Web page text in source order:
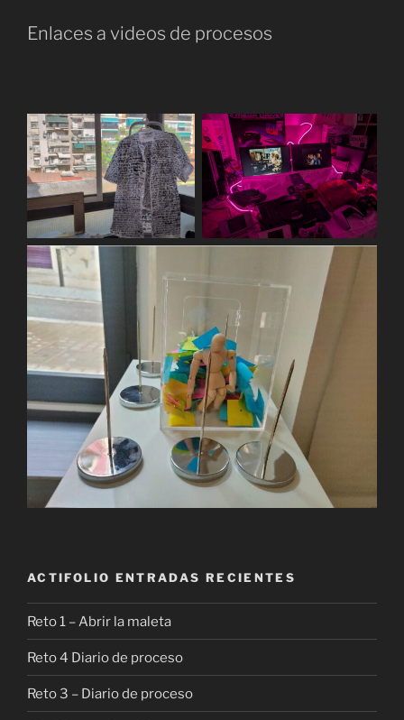
Enlaces a videos de procesos
ACTIFOLIO ENTRADAS RECIENTES
Reto 1 – Abrir la maleta
Reto 4 Diario de proceso
Reto 3 – Diario de proceso